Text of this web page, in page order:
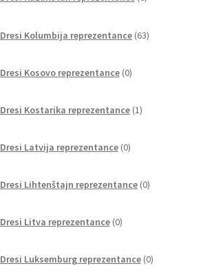
izdelkov
Dresi Kolumbija reprezentance 63izdelkov
Dresi Kosovo reprezentance 0izdelkov
Dresi Kostarika reprezentance 1izdelek
Dresi Latvija reprezentance 0izdelkov
Dresi Lihtenštajn reprezentance 0izdelkov
Dresi Litva reprezentance 0izdelkov
Dresi Luksemburg reprezentance 0izdelkov